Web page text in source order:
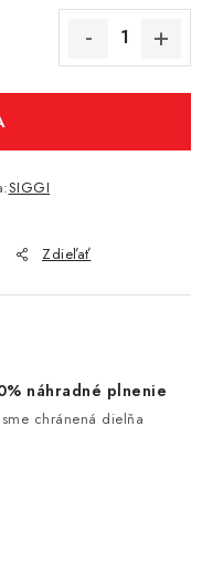
SIGGI
Zdieľať
náhradné plnenie
sme chránená dielňa